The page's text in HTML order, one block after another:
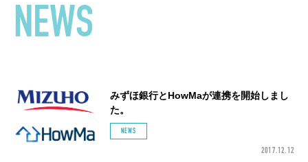
NEWS
みずほ銀行とHowMaが連携を開始しまし
た。
NEWS
2017.12.12